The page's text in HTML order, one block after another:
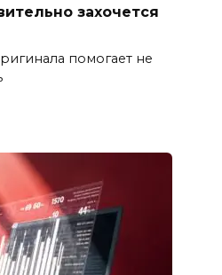
захочется
помогает не